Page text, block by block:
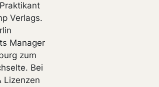
Verlags.
Manager
zum
Bei
Lizenzen